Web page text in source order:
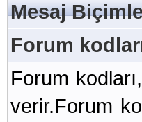
Mesaj
Forum
Forum
verir.Forum